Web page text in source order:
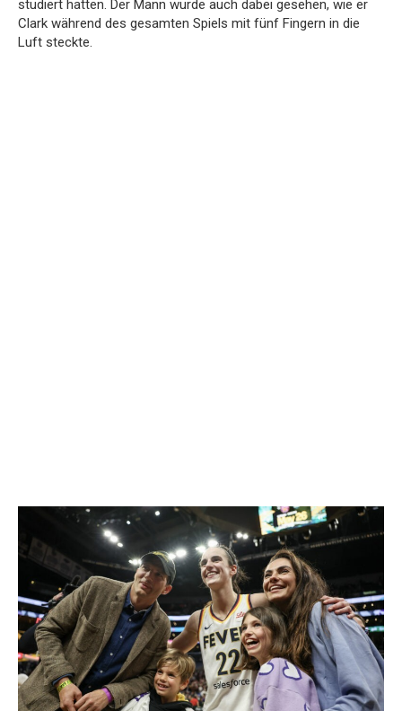
studiert hatten. Der Mann wurde auch dabei gesehen, wie er
Clark während des gesamten Spiels mit fünf Fingern in die
Luft steckte.